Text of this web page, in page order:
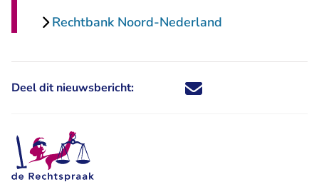
Rechtbank Noord-Nederland
Deel dit nieuwsbericht: Deel dit nieuwsbericht via X -
Deel dit nieuwsbericht via
Deel dit nieuwsbericht
Deel dit